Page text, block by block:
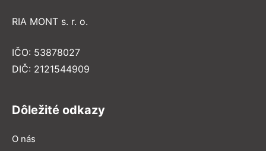
RIA MONT s. r. o.
IČO: 53878027
DIČ: 2121544909
Dôležité odkazy
O nás